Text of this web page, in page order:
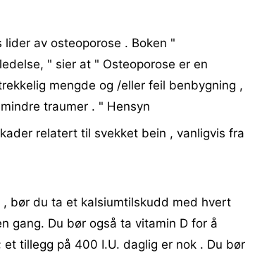
av osteoporose . Boken "
" sier at " Osteoporose er en
mengde og /eller feil benbygning ,
traumer . " Hensyn
relatert til svekket bein , vanligvis fra
bør du ta et kalsiumtilskudd med hvert
gang. Du bør også ta vitamin D for å
tillegg på 400 I.U. daglig er nok . Du bør